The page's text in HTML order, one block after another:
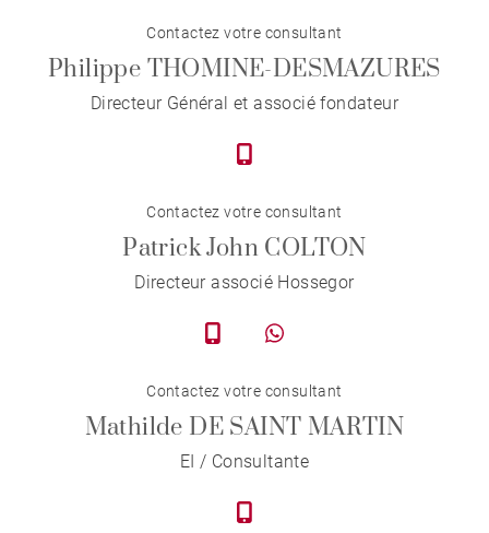
Contactez votre consultant
Philippe THOMINE-DESMAZURES
Directeur Général et associé fondateur
Contactez votre consultant
Patrick John COLTON
Directeur associé Hossegor
Contactez votre consultant
Mathilde DE SAINT MARTIN
EI / Consultante